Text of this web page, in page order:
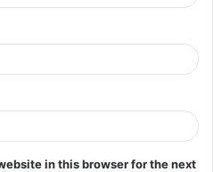
in this browser for the next